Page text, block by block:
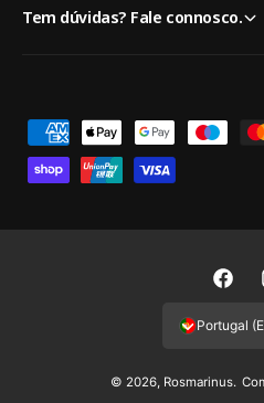
Tem dúvidas? Fale connosco.
é
© 2026, Rosmarinus.
F
a
e
I
t
Portugal